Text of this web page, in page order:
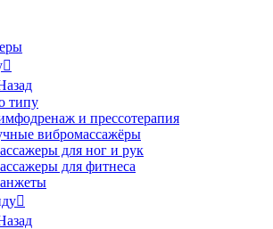
типу
и прессотерапия
вибромассажёры
для ног и рук
для фитнеса